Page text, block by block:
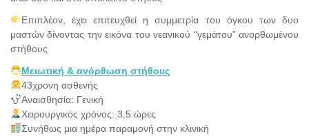
Επιπλέον, έχει επιτευχθεί η συμμετρία του όγκου των δυο
μαστών δίνοντας την εικόνα του νεανικού “γεμάτου” ανορθωμένου
στήθους
Μειωτική & ανόρθωση στήθους
43χρονη ασθενής
Αναισθησία: Γενική
Χειρουργικός χρόνος: 3,5 ώρες
Συνήθως μια ημέρα παραμονή στην κλινική